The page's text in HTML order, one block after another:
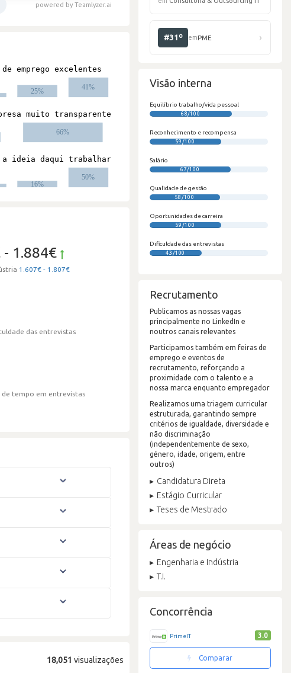
powered by Teamlyzer.ai
- 1.884€
1.607€ - 1.807€
das entrevistas
tempo em entrevistas
18,051 visualizações
Visão interna
Equilíbrio trabalho/vida pessoal
68/100
Reconhecimento e recompensa
59/100
Salário
67/100
Qualidade de gestão
58/100
Oportunidades de carreira
59/100
Dificuldade das entrevistas
43/100
Recrutamento
Publicamos as nossas vagas
principalmente no LinkedIn e
noutros canais relevantes
Participamos também em feiras de
emprego e eventos de
recrutamento, reforçando a
proximidade com o talento e a
nossa marca enquanto empregador
Realizamos uma triagem curricular
estruturada, garantindo sempre
critérios de igualdade, diversidade e
não discriminação
(independentemente de sexo,
género, idade, origem, entre
outros)
Candidatura Direta
Estágio Curricular
Teses de Mestrado
Áreas de negócio
Engenharia e Indústria
T.I.
Concorrência
PrimeIT 3.0
Comparar